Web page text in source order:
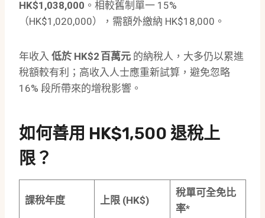
HK$1,038,000 。相較舊制單一 15%
（HK$1,020,000），需額外繳納 HK$18,000。
年收入 低於 HK$2 百萬元 的納稅人，大多仍以累進
稅額較有利；高收入人士應重新試算，避免忽略
16% 段所帶來的增稅影響。
如何善用 HK$1,500 退稅上
限？
課稅年度 上限 (HK$)
稅單可全免比
率*